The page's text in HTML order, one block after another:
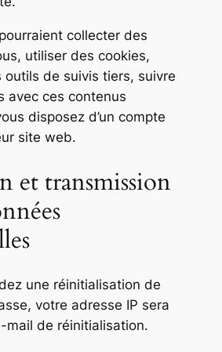
collecter des
utiliser des cookies,
outils de suivis tiers, suivre
avec ces contenus
disposez d’un compte
site web.
et transmission
une réinitialisation de
votre adresse IP sera
mail de réinitialisation.